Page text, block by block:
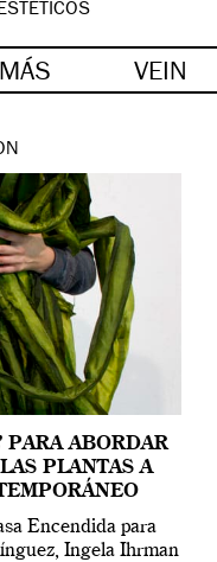
MÁS VEIN
PARA ABORDAR
PLANTAS A
Encendida para
Ingela Ihrman